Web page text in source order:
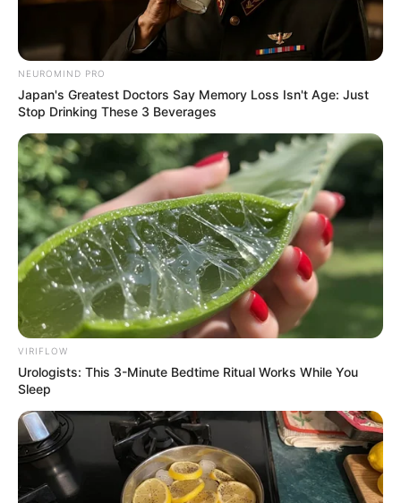
NEUROMIND PRO
Japan's Greatest Doctors Say Memory Loss Isn't Age: Just
Stop Drinking These 3 Beverages
VIRIFLOW
Urologists: This 3-Minute Bedtime Ritual Works While You
Sleep